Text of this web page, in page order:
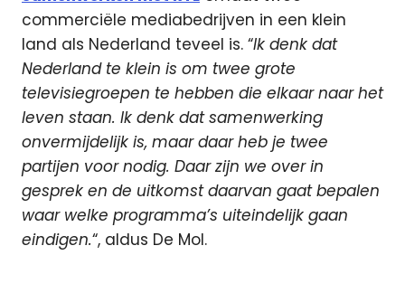
commerciële mediabedrijven in een klein
land als Nederland teveel is. “Ik denk dat
Nederland te klein is om twee grote
televisiegroepen te hebben die elkaar naar het
leven staan. Ik denk dat samenwerking
onvermijdelijk is, maar daar heb je twee
partijen voor nodig. Daar zijn we over in
gesprek en de uitkomst daarvan gaat bepalen
waar welke programma’s uiteindelijk gaan
eindigen.“, aldus De Mol.